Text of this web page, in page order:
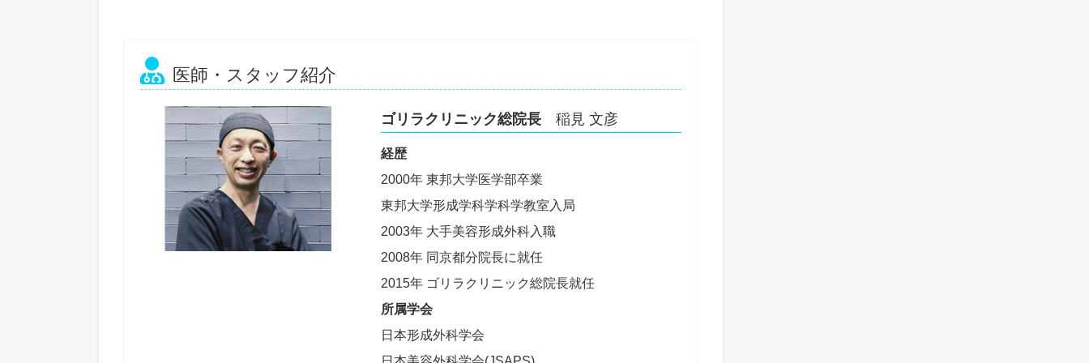
医師・スタッフ紹介
ゴリラクリニック総院長 稲見 文彦
経歴
2000年 東邦大学医学部卒業
東邦大学形成学科学科学教室入局
2003年 大手美容形成外科入職
2008年 同京都分院長に就任
2015年 ゴリラクリニック総院長就任
所属学会
日本形成外科学会